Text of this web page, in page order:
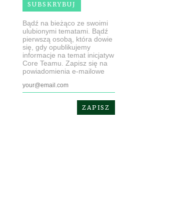
SUBSKRYBUJ
Bądź na bieżąco ze swoimi
ulubionymi tematami. Bądź
pierwszą osobą, która dowie
się, gdy opublikujemy
informacje na temat inicjatyw
Core Teamu. Zapisz się na
powiadomienia e-mailowe